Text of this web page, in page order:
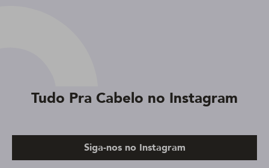
Tudo Pra Cabelo no Instagram
Siga-nos no Instagram